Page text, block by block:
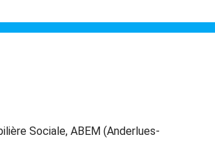
Sociale, ABEM (Anderlues-